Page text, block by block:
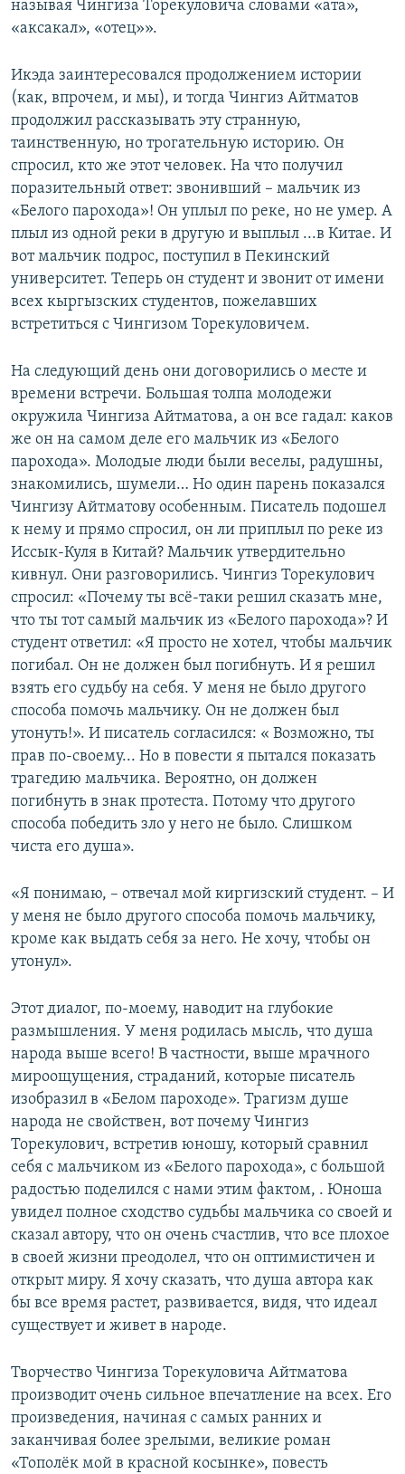
называя Чингиза Торекуловича словами «ата»,
«аксакал», «отец»».
Икэда заинтересовался продолжением истории
(как, впрочем, и мы), и тогда Чингиз Айтматов
продолжил рассказывать эту странную,
таинственную, но трогательную историю. Он
спросил, кто же этот человек. На что получил
поразительный ответ: звонивший – мальчик из
«Белого парохода»! Он уплыл по реке, но не умер. А
плыл из одной реки в другую и выплыл ...в Китае. И
вот мальчик подрос, поступил в Пекинский
университет. Теперь он студент и звонит от имени
всех кыргызских студентов, пожелавших
встретиться с Чингизом Торекуловичем.
На следующий день они договорились о месте и
времени встречи. Большая толпа молодежи
окружила Чингиза Айтматова, а он все гадал: каков
же он на самом деле его мальчик из «Белого
парохода». Молодые люди были веселы, радушны,
знакомились, шумели… Но один парень показался
Чингизу Айтматову особенным. Писатель подошел
к нему и прямо спросил, он ли приплыл по реке из
Иссык-Куля в Китай? Мальчик утвердительно
кивнул. Они разговорились. Чингиз Торекулович
спросил: «Почему ты всё-таки решил сказать мне,
что ты тот самый мальчик из «Белого парохода»? И
студент ответил: «Я просто не хотел, чтобы мальчик
погибал. Он не должен был погибнуть. И я решил
взять его судьбу на себя. У меня не было другого
способа помочь мальчику. Он не должен был
утонуть!». И писатель согласился: « Возможно, ты
прав по-своему... Но в повести я пытался показать
трагедию мальчика. Вероятно, он должен
погибнуть в знак протеста. Потому что другого
способа победить зло у него не было. Слишком
чиста его душа».
«Я понимаю, – отвечал мой киргизский студент. – И
у меня не было другого способа помочь мальчику,
кроме как выдать себя за него. Не хочу, чтобы он
утонул».
Этот диалог, по-моему, наводит на глубокие
размышления. У меня родилась мысль, что душа
народа выше всего! В частности, выше мрачного
мироощущения, страданий, которые писатель
изобразил в «Белом пароходе». Трагизм душе
народа не свойствен, вот почему Чингиз
Торекулович, встретив юношу, который сравнил
себя с мальчиком из «Белого парохода», с большой
радостью поделился с нами этим фактом, . Юноша
увидел полное сходство судьбы мальчика со своей и
сказал автору, что он очень счастлив, что все плохое
в своей жизни преодолел, что он оптимистичен и
открыт миру. Я хочу сказать, что душа автора как
бы все время растет, развивается, видя, что идеал
существует и живет в народе.
Творчество Чингиза Торекуловича Айтматова
производит очень сильное впечатление на всех. Его
произведения, начиная с самых ранних и
заканчивая более зрелыми, великие роман
«Тополёк мой в красной косынке», повесть